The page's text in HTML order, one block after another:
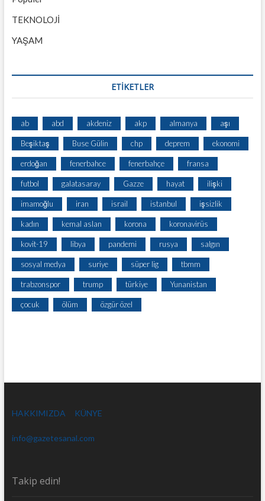
TEKNOLOJİ
YAŞAM
ETİKETLER
ab abd akdeniz akp almanya aşı
Beşiktaş Buse Gülin chp deprem ekonomi
erdoğan fenerbahce fenerbahçe fransa
futbol galatasaray Gazze hayat ilişki
imamoğlu iran israil istanbul işsizlik
kadın kemal aslan korona koronavirüs
kovit-19 libya pandemi rusya salgın
sosyal medya suriye süper lig tbmm
trabzonspor trump türkiye Yunanistan
çocuk ölüm özgür özel
HAKKIMIZDA KÜNYE
info@gazetesanal.com
Takip edin!